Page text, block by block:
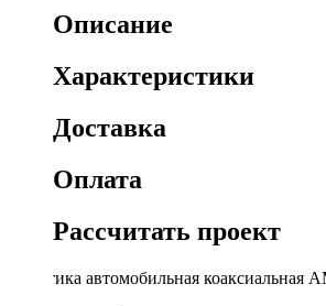
Описание
Характеристики
Доставка
Оплата
Рассчитать проект
Акустика автомобильная коаксиальная